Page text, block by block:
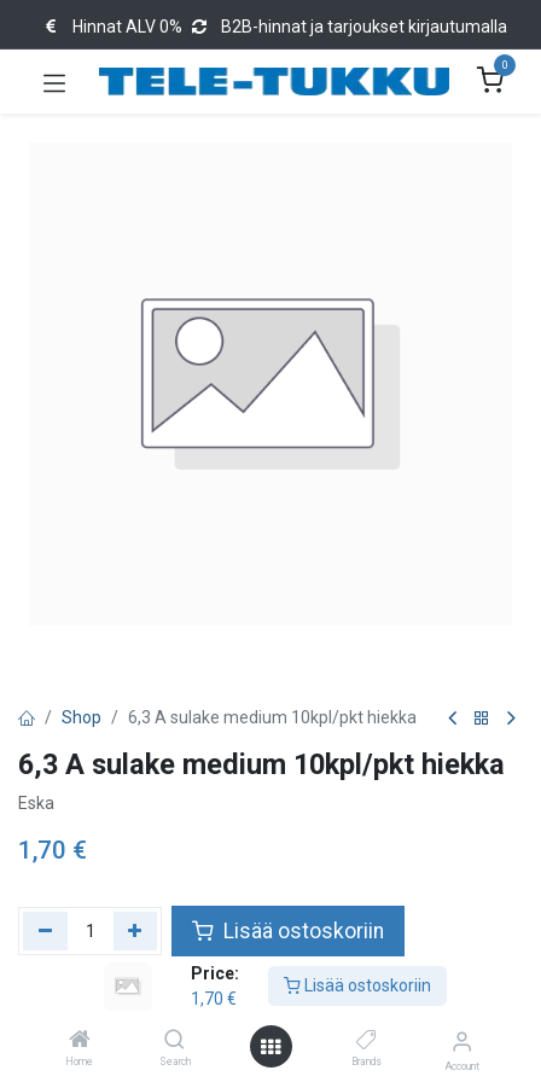
Price:
1,70 €
Lisää ostoskoriin
Home Search Brands Account
Hinnat ALV 0% B2B-hinnat ja tarjoukset kirjautumalla
0
Shop 6,3 A sulake medium 10kpl/pkt hiekka
6,3 A sulake medium 10kpl/pkt hiekka
Eska
1,70 €
Lisää ostoskoriin
Lisää toivelistalle